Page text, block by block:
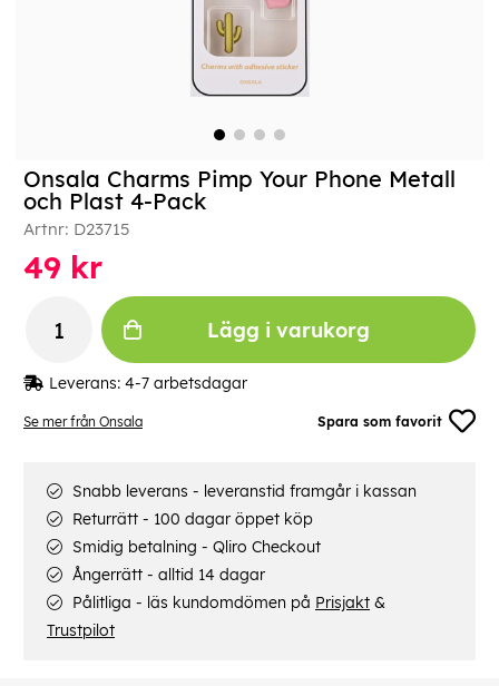
Se mer från Onsala Spara som favorit
Onsala Charms Pimp Your Phone Metall
och Plast 4-Pack
Artnr: D23715
49 kr
Lägg i varukorg
Leverans: 4-7 arbetsdagar
Snabb leverans - leveranstid framgår i kassan
Returrätt - 100 dagar öppet köp
Smidig betalning - Qliro Checkout
Ångerrätt - alltid 14 dagar
Pålitliga - läs kundomdömen på Prisjakt &
Trustpilot